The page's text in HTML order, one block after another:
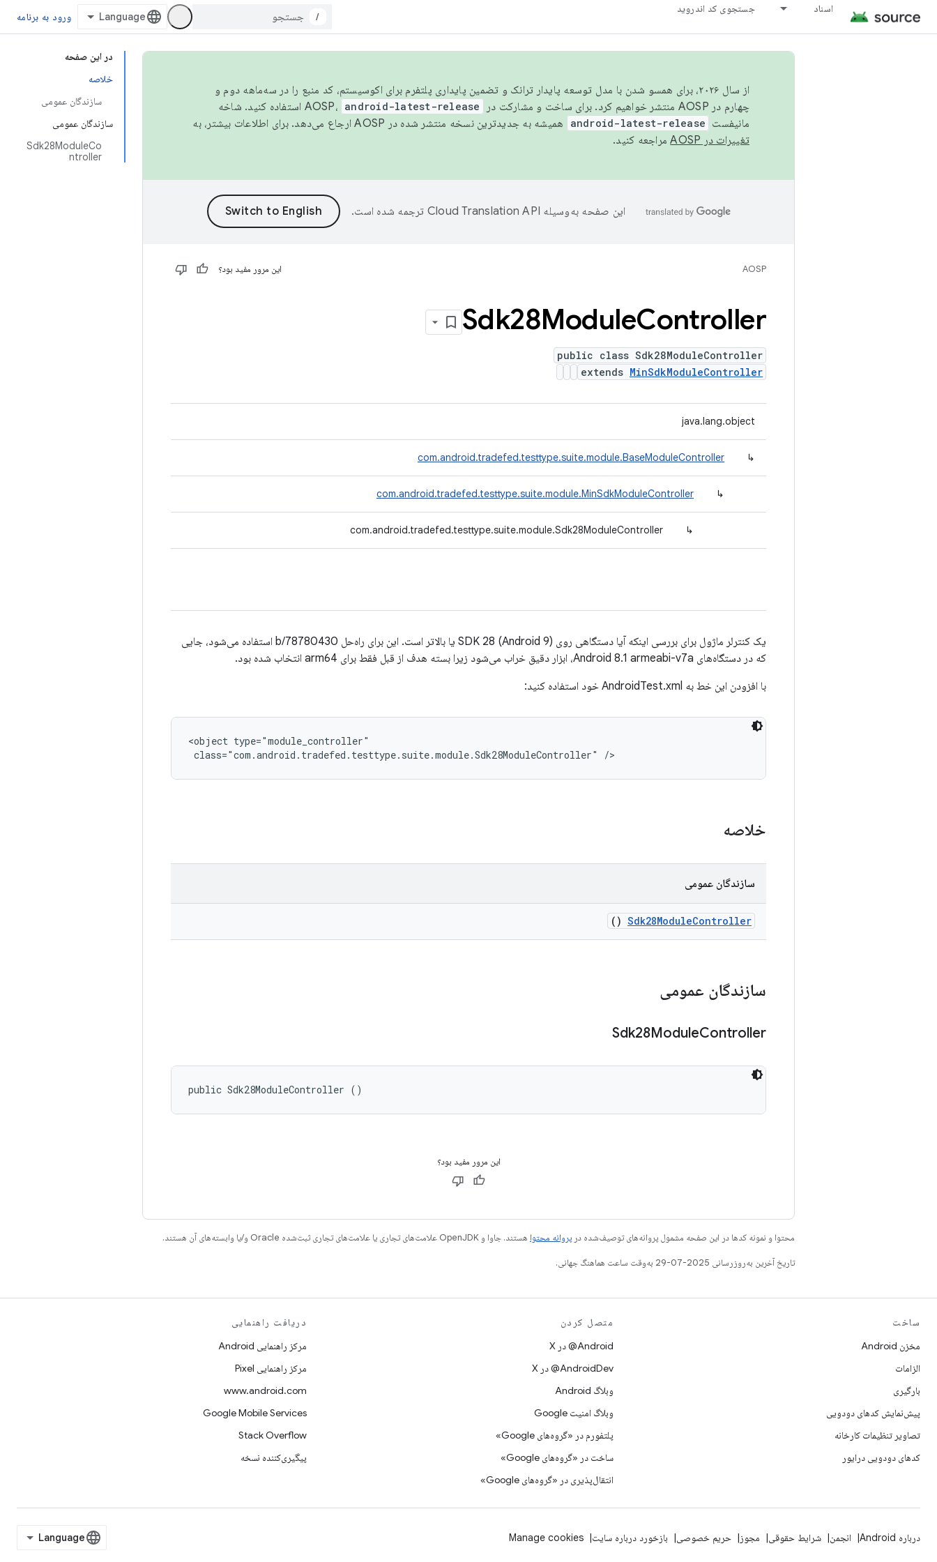
اسناد جستجوی کد اندروید
/ ورود به برنامه
در این صفحه
خلاصه
سازندگان عمومی
سازندگان عمومی
Sdk28ModuleCo
ntroller
از سال ۲۰۲۶، برای همسو شدن با مدل توسعه پایدار ترانک و تضمین پایداری پلتفرم برای اکوسیستم، کد منبع را در سه‌ماهه دوم و
چهارم در AOSP منتشر خواهیم کرد. برای ساخت و مشارکت در AOSP،
android-latest-release
استفاده کنید. شاخه
مانیفست android-latest-release
همیشه به جدیدترین نسخه منتشر شده در AOSP ارجاع می‌دهد. برای اطلاعات بیشتر، به
تغییرات در AOSP
مراجعه کنید.
این صفحه به‌وسیله ترجمه شده است.
AOSP این مرور مفید بود؟
Sdk28ModuleController
public class Sdk28ModuleController
extends MinSdkModuleController
java.lang.object
↳
com.android.tradefed.testtype.suite.module.BaseModuleController
↳
com.android.tradefed.testtype.suite.module.MinSdkModuleController
↳
com.android.tradefed.testtype.suite.module.Sdk28ModuleController
یک کنترلر ماژول برای بررسی اینکه آیا دستگاهی روی SDK 28 (Android 9) یا بالاتر است. این برای راه‌حل b/78780430 استفاده می‌شود، جایی
که در دستگاه‌های Android 8.1 armeabi-v7a، ابزار دقیق خراب می‌شود زیرا بسته هدف از قبل فقط برای arm64 انتخاب شده بود.
با افزودن این خط به AndroidTest.xml خود استفاده کنید:
<object type="module_controller"
class="com.android.tradefed.testtype.suite.module.Sdk28ModuleController" />
خلاصه
سازندگان عمومی
Sdk28ModuleController
()
سازندگان عمومی
Sdk28ModuleController
public Sdk28ModuleController ()
این مرور مفید بود؟
محتوا و نمونه کدها در این صفحه مشمول پروانه‌های توصیف‌شده در پروانه محتوا هستند. جاوا و OpenJDK علامت‌های تجاری یا علامت‌های تجاری ثبت‌شده Oracle و/یا وابسته‌های آن هستند.
تاریخ آخرین به‌روزرسانی 2025-07-29 به‌وقت ساعت هماهنگ جهانی.
ساخت
مخزن Android
الزامات
بارگیری
پیش‌نمایش کدهای دودویی
تصاویر تنظیمات کارخانه
کدهای دودویی درایور
متصل کردن
‫‎@Android در X
‫‎@AndroidDev در X
وبلاگ Android
وبلاگ امنیت Google
پلتفورم در «گروه‌های Google»
ساخت در «گروه‌های Google»
انتقال‌پذیری در «گروه‌های Google»
دریافت راهنمایی
مرکز راهنمایی Android
مرکز راهنمایی Pixel
www.android.com
Google Mobile Services
Stack Overflow
پیگیری‌کننده نسخه
درباره Android انجمن شرایط حقوقی مجوز حریم خصوصی بازخورد درباره سایت Manage cookies